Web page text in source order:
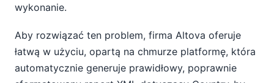
wykonanie.
Aby rozwiązać ten problem, firma Altova oferuje
łatwą w użyciu, opartą na chmurze platformę, która
automatycznie generuje prawidłowy, poprawnie